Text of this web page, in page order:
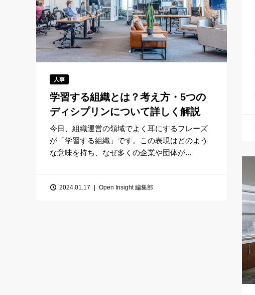
人事
学習する組織とは？考え方・5つの
ディシプリンについて詳しく解説
今日、組織運営の領域でよく耳にするフレーズ
が「学習する組織」です。この表現はどのよう
な意味を持ち、なぜ多くの企業や団体が...
2024.01.17 Open Insight 編集部